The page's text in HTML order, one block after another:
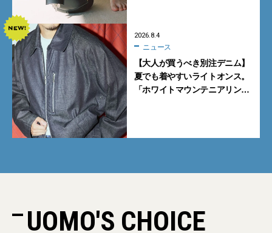
2026.8.4
ニュース
【大人が買うべき別注デニム】
夏でも着やすいライトオンス。
「ホワイトマウンテニアリン
UOMO'S CHOICE